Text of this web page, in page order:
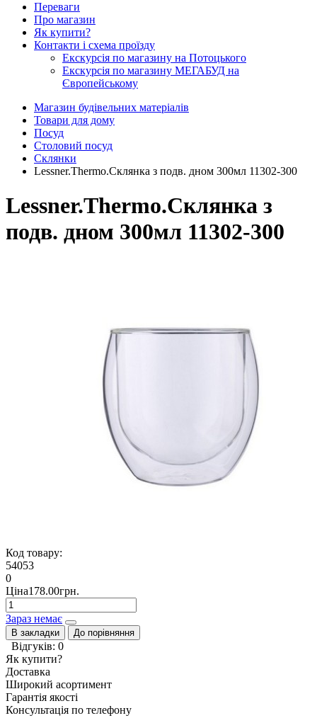
Переваги
Про магазин
Як купити?
Контакти і схема проїзду
Екскурсія по магазину на Потоцького
Екскурсія по магазину МЕГАБУД на
Європейському
Магазин будівельних матеріалів
Товари для дому
Посуд
Столовий посуд
Склянки
Lessner.Thermo.Склянка з подв. дном 300мл 11302-300
Lessner.Thermo.Склянка з
подв. дном 300мл 11302-300
Код товару:
54053
0
Ціна178.00грн.
Зараз немає
В закладки До порівняння
Відгуків: 0
Як купити?
Доставка
Широкий асортимент
Гарантія якості
Консультація по телефону